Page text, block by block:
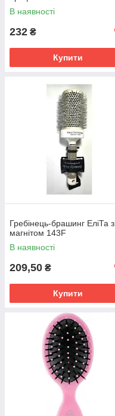
В наявності
232 ₴
Купити
Гребінець-брашинг ЕліТа з
магнітом 143F
В наявності
209,50 ₴
Купити